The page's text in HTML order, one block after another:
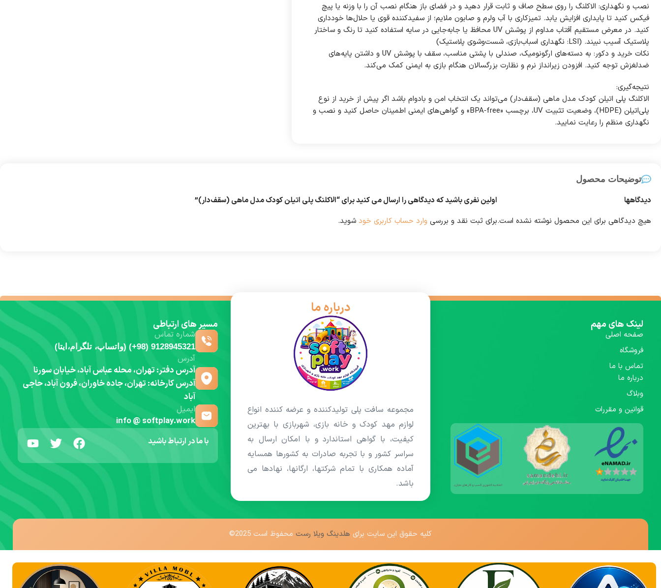
نصب و نگهداری: الاکلنگ را روی سطح صاف و ثابت قرار دهید و در فضای باز هنگام نصب آن را با وزنه یا پیچ
فیکس کنید تا پایداری افزایش یابد. تمیزکاری با آب ولرم و صابون ملایم؛ از سفیدکننده قوی یا حلال‌ها خودداری
کنید. در معرض مستقیم آفتاب مداوم از پوشش UV محافظ یا جابه‌جایی در سایه استفاده کنید تا رنگ و ساختار
پلاستیک آسیب نبیند. (LSI: نگهداری اسباب‌بازی، شست‌وشوی پلاستیک)
نکات خرید و دکور: به دسته‌های ارگونومیک، صندلی با پشتی مناسب، سقف با پوشش UV و داشتن پایه‌های
ضدلغزش توجه کنید. افزودن زیرانداز نرم و نظارت بزرگسالان هنگام بازی به ایمنی کمک می‌کند.
نتیجه‌گیری:
الاکلنگ پلی اتیلن کودک مدل ماهی (سقف‌دار) می‌تواند یک انتخاب امن و بادوام باشد اگر پیش از خرید از نوع
پلی‌اتیلن (HDPE)، وضعیت تثبیت UV، برچسب «BPA‑free» و گواهی‌های ایمنی اطمینان حاصل کنید و نصب و
نگهداری منظم را رعایت نمایید.
توضیحات محصول
دیدگاهها
هیچ دیدگاهی برای این محصول نوشته نشده است.
اولین نفری باشید که دیدگاهی را ارسال می کنید برای “الاکلنگ پلی اتیلن کودک مدل ماهی (سقف‌دار)”
برای ثبت نقد و بررسی وارد حساب کاربری خود شوید.
لینک های مهم
صفحه اصلی
فروشگاه
تماس با ما
درباره ما
وبلاگ
قوانین و مقررات
درباره ما
مجموعه سافت پلی تولیدکننده و عرضه کننده انواع
لوازم مهد کودک و خانه بازی، شهربازی با بهترین
کیفیت، با گواهی استاندارد و با امکان ارسال به
سراسر کشور و با تجربه صادرات به کشورها همسایه
آماده همکاری با تمام شرکتها، ارگانها، نهادها می
باشد.
مسیر های ارتباطی
شماره تماس
9128945321 (98+) (واتساپ، تلگرام،ایتا)
آدرس
آدرس دفتر: تهران، محله عباس آباد، خیابان سورنا
آدرس کارخانه: تهران، جاده خاوران، فرون آباد، حاجی
آباد
ایمیل
info @ softplay.work
با ما در ارتباط باشید
کلیه حقوق این سایت برای هلدینگ ویلا رست محفوظ است 2025©